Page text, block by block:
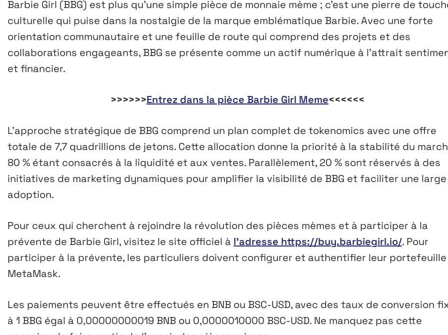
Barbie Girl (BBG) est plus qu’une simple pièce de monnaie mème ; c’est une pierre de
culturelle qui puise dans la nostalgie de la marque emblématique Barbie. Avec une forte
orientation communautaire et une feuille de route qui comprend des projets et des
collaborations engageants, BBG se présente comme un actif numérique à l’attrait
et financier.
>>>>>>Entrez dans la pièce Barbie Girl Meme<<<<<<
L’approche stratégique de BBG comprend un plan complet de tokenomics avec une offre
totale de 7,7 quadrillions de jetons. Cette allocation donne la priorité à la stabilité du
80 % étant consacrés à la liquidité et aux ventes. Parallèlement, 20 % sont réservés à des
initiatives de marketing dynamiques pour amplifier la visibilité de BBG et faciliter une large
adoption.
Pour ceux qui cherchent à rejoindre la révolution des pièces mèmes et à participer à la
prévente de Barbie Girl, visitez le site officiel à l’adresse https://buy.barbiegirl.io/. Pour
participer à la prévente, les particuliers doivent configurer et authentifier leur portefeuille
MetaMask.
Les paiements peuvent être effectués en BNB ou BSC-USD, avec des taux de conversion
à 1 BBG égal à 0,00000000019 BNB ou 0,0000010000 BSC-USD. Ne manquez pas cette